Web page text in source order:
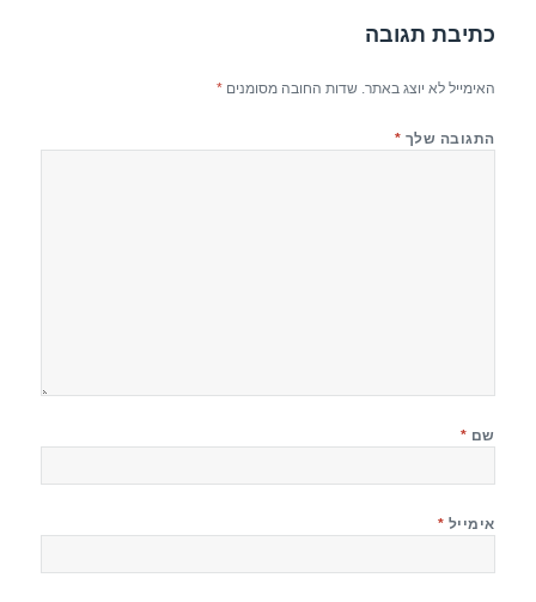
כתיבת תגובה
האימייל לא יוצג באתר. שדות החובה מסומנים*
התגובה שלך *
שם *
אימייל *